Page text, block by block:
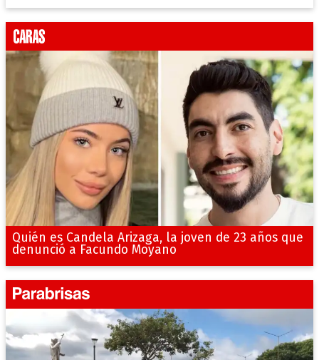
Quién es Candela Arizaga, la joven de 23 años que
denunció a Facundo Moyano